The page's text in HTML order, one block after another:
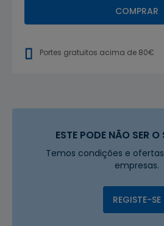
COMPRAR
Portes gratuitos acima de 80€
ESTE PODE NÃO SER O
Temos condições e
empresas.
REGISTE-SE